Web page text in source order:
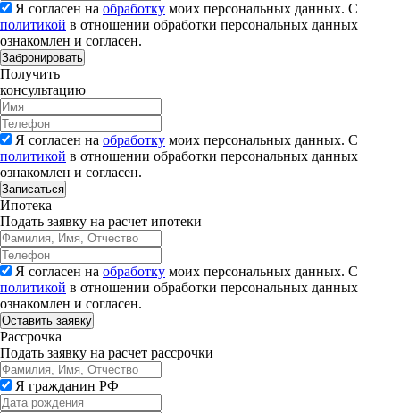
Я согласен на обработку моих персональных данных. С
политикой в отношении обработки персональных данных
ознакомлен и согласен.
Забронировать
Получить
консультацию
Я согласен на обработку моих персональных данных. С
политикой в отношении обработки персональных данных
ознакомлен и согласен.
Записаться
Ипотека
Подать заявку на расчет ипотеки
Я согласен на обработку моих персональных данных. С
политикой в отношении обработки персональных данных
ознакомлен и согласен.
Рассрочка
Подать заявку на расчет рассрочки
Я гражданин РФ